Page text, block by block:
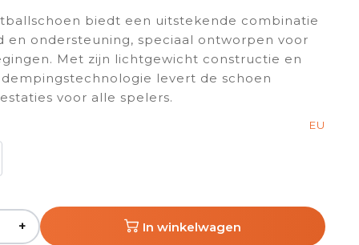
biedt een uitstekende combinatie
en ondersteuning, speciaal ontworpen voor
Met zijn lichtgewicht constructie en
levert de schoen
voor alle spelers.
EU
+ In winkelwagen